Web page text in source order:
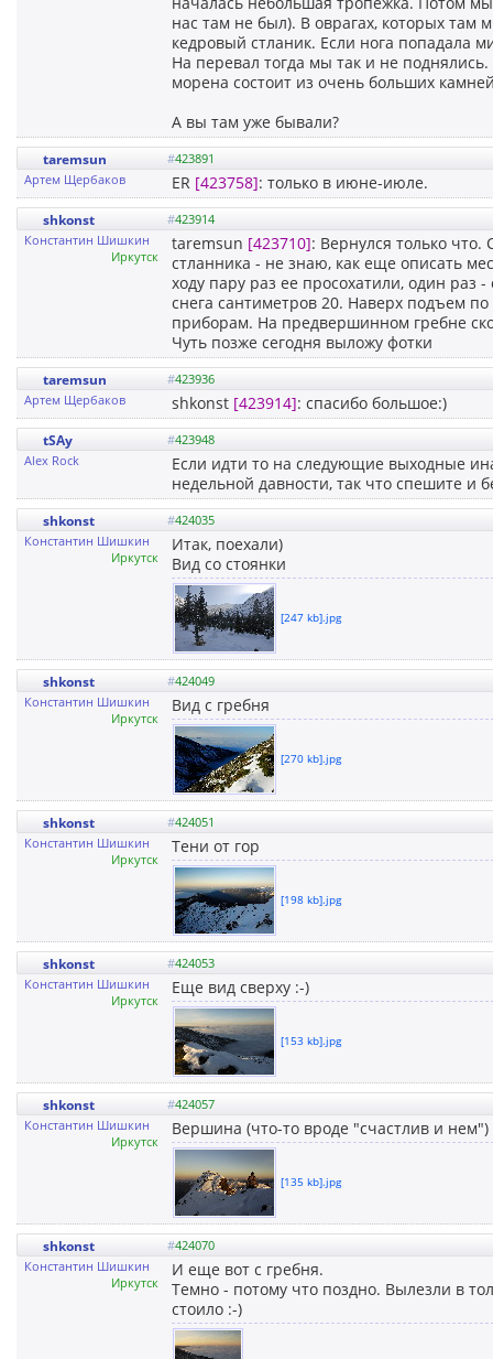
нас там не был). В оврагах, которых там
кедровый стланик. Если нога попадала
На перевал тогда мы так и не
морена состоит из очень больших
А вы там уже бывали?
taremsun #423891
Артем Щербаков
ER [423758]: только в июне-июле.
shkonst #423914
Константин Шишкин
Иркутск
taremsun [423710]: Вернулся только что.
стланника - не знаю, как еще описать
ходу пару раз ее просохатили, один раз
снега сантиметров 20. Наверх подъем
приборам. На предвершинном гребне
Чуть позже сегодня выложу фотки
taremsun #423936
Артем Щербаков
shkonst [423914]: спасибо большое:)
tSAy #423948
Alex Rock
Если идти то на следующие выходные
недельной давности, так что спешите
shkonst #424035
Константин Шишкин
Иркутск
Итак, поехали)
Вид со стоянки
[247 kb].jpg
shkonst #424049
Константин Шишкин
Иркутск
Вид с гребня
[270 kb].jpg
shkonst #424051
Константин Шишкин
Иркутск
Тени от гор
[198 kb].jpg
shkonst #424053
Константин Шишкин
Иркутск
Еще вид сверху :-)
[153 kb].jpg
shkonst #424057
Константин Шишкин
Иркутск
Вершина (что-то вроде "счастлив и нем")
[135 kb].jpg
shkonst #424070
Константин Шишкин
Иркутск
И еще вот с гребня.
Темно - потому что поздно. Вылезли в
стоило :-)